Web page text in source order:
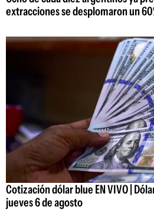
extracciones se desplomaron un
Cotización dólar blue EN VIVO |
jueves 6 de agosto